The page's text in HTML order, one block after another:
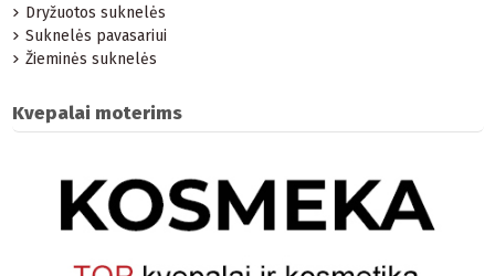
Dryžuotos suknelės
Suknelės pavasariui
Žieminės suknelės
Kvepalai moterims